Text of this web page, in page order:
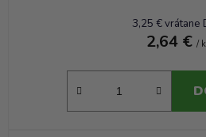
3,25 € vrátane
2,64 € /